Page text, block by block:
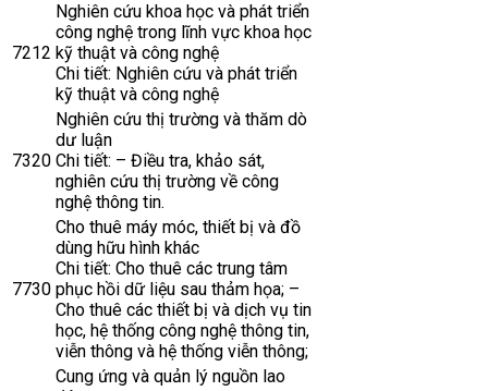
7212
Nghiên cứu khoa học và phát triển
công nghệ trong lĩnh vực khoa học
kỹ thuật và công nghệ
Chi tiết: Nghiên cứu và phát triển
kỹ thuật và công nghệ
7320
Nghiên cứu thị trường và thăm dò
dư luận
Chi tiết: – Điều tra, khảo sát,
nghiên cứu thị trường về công
nghệ thông tin.
7730
Cho thuê máy móc, thiết bị và đồ
dùng hữu hình khác
Chi tiết: Cho thuê các trung tâm
phục hồi dữ liệu sau thảm họa; –
Cho thuê các thiết bị và dịch vụ tin
học, hệ thống công nghệ thông tin,
viễn thông và hệ thống viễn thông;
Cung ứng và quản lý nguồn lao